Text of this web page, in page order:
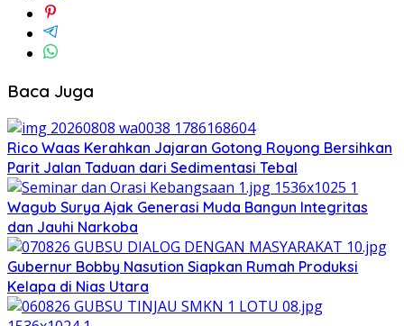
Baca Juga
Rico Waas Kerahkan Jajaran Gotong Royong Bersihkan
Parit Jalan Taduan dari Sedimentasi Tebal
Wagub Surya Ajak Generasi Muda Bangun Integritas
dan Jauhi Narkoba
Gubernur Bobby Nasution Siapkan Rumah Produksi
Kelapa di Nias Utara